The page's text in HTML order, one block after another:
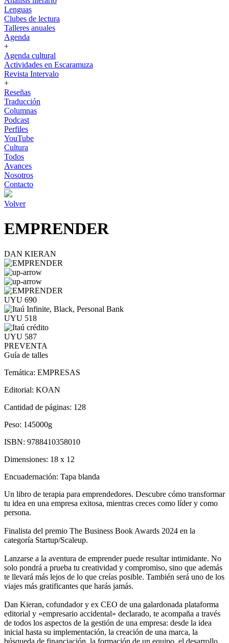
Lenguas
Clubes de lectura
Talleres anuales
Agenda
+
Agenda cultural
Actividades en Escaramuza
Revista Intervalo
+
Reseñas
Traducción
Columnas
Podcast
Perfiles
YouTube
Cultura
Todos
Avances
Nosotros
Contacto
Volver
EMPRENDER
DAN KIERAN
UYU 690
UYU 518
UYU 587
PREVENTA
Guía de talles
Temática: EMPRESAS
Editorial: KOAN
Cantidad de páginas: 128
Peso: 145000g
ISBN: 9788410358010
Dimensiones: 18 x 12
Encuadernación: Tapa blanda
Un libro de terapia para emprendedores. Descubre cómo transformar
tu idea en una empresa exitosa, mientras creces como líder y como
persona.
Finalista del premio The Business Book Awards 2024 en la
categoría Startup/Scaleup.
Lanzarse a la aventura de emprender puede resultar intimidante. No
solo pondrá a prueba tu creatividad y compromiso, sino que además
te llevará más lejos de lo que creías posible. También será uno de los
viajes más gratificantes que harás jamás.
Dan Kieran, cofundador y ex CEO de una galardonada plataforma
editorial y «empresario accidental» declarado, te acompaña a través
de todos los aspectos de la gestión de una empresa: desde la idea
inicial hasta su implementación, la creación de una marca, la
búsqueda de financiación, la formación de un equipo, el desarrollo